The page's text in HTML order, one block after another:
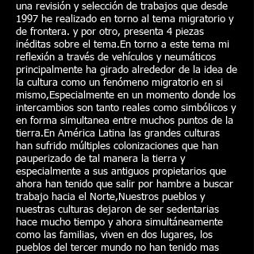
una revisión y selección de trabajos que desde
1997 he realizado en torno al tema migratorio y
de frontera. y por otro, presenta 4 piezas
inéditas sobre el tema.En torno a este tema mi
reflexión a través de vehículos y neumáticos
principalmente ha girado alrededor de la idea de
la cultura como un fenómeno migratorio en si
mismo,Especialmente en un momento donde los
intercambios son tanto reales como simbólicos y
en forma simultanea entre muchos puntos de la
tierra.En América Latina las grandes culturas
han sufrido múltiples colonizaciones que han
pauperizado de tal manera la tierra y
especialmente a sus antiguos propietarios que
ahora han tenido que salir por hambre a buscar
trabajo hacia el Norte,Nuestros pueblos y
nuestras culturas dejaron de ser sedentarias
hace mucho tiempo y ahora simultáneamente
como las familias, viven en dos lugares, los
pueblos del tercer mundo no han tenido mas